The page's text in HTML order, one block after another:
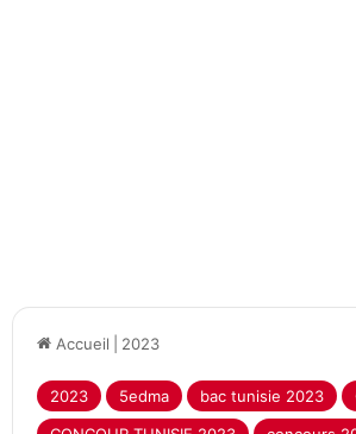
Accueil 2023
2023 5edma bac tunisie 2023